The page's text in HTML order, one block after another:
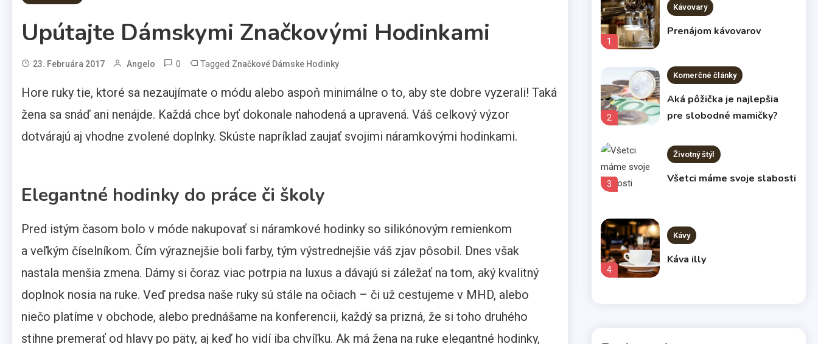
Upútajte Dámskymi Značkovými Hodinkami
23. Februára 2017 Angelo 0 Tagged Značkové Dámske Hodinky
Hore ruky tie, ktoré sa nezaujímate o módu alebo aspoň minimálne o to, aby ste dobre vyzerali! Taká
žena sa snáď ani nenájde. Každá chce byť dokonale nahodená a upravená. Váš celkový výzor
dotvárajú aj vhodne zvolené doplnky. Skúste napríklad zaujať svojimi náramkovými hodinkami.
Elegantné hodinky do práce či školy
Pred istým časom bolo v móde nakupovať si náramkové hodinky so silikónovým remienkom
a veľkým číselníkom. Čím výraznejšie boli farby, tým výstrednejšie váš zjav pôsobil. Dnes však
nastala menšia zmena. Dámy si čoraz viac potrpia na luxus a dávajú si záležať na tom, aký kvalitný
doplnok nosia na ruke. Veď predsa naše ruky sú stále na očiach – či už cestujeme v MHD, alebo
niečo platíme v obchode, alebo prednášame na konferencii, každý sa prizná, že si toho druhého
stihne premerať od hlavy po päty, aj keď ho vidí iba chvíľku. Ak má žena na ruke elegantné hodinky,
1
Kávovary
Prenájom kávovarov
2
Komerčné články
Aká pôžička je najlepšia
pre slobodné mamičky?
3
Životný štýl
Všetci máme svoje slabosti
4
Kávy
Káva illy